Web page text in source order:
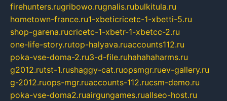
firehunters.rugribowo.rugnalis.rubulkitula.ru
hometown-france.ru1-xbeticricetc-1-xbetti-5.ru
shop-garena.rucricetc-1-xbetr-1-xbetcc-2.ru
one-life-story.rutop-halyava.ruaccounts112.ru
poka-vse-doma-2.ru3-d-file.ruhahahaharms.ru
g2012.rutst-1.rushaggy-cat.ruopsmgr.ruev-gallery.ru
g-2012.ruops-mgr.ruaccounts-112.rucsm-demo.ru
poka-vse-doma2.ruairgungames.ruallseo-host.ru